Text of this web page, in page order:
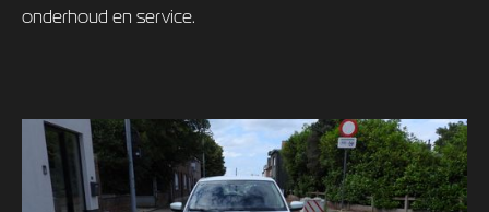
onderhoud en service.